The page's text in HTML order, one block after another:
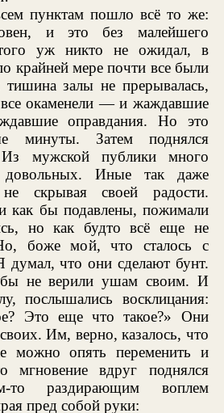
пунктам пошло всё то же:
и это без малейшего
уж никто не ожидал, в
крайней мере почти все были
залы не прерывалась,
окаменели — и жаждавшие
оправдания. Но это
минуты. Затем поднялся
мужской публики много
довольных. Иные так даже
скрывая своей радости.
как бы подавлены, пожимали
но как будто всё еще не
боже мой, что сталось с
что они сделают бунт.
бы не верили ушам своим. И
послышались восклицания:
Это еще что такое?» Они
Им, верно, казалось, что
можно опять переменить и
мгновение вдруг поднялся
раздирающим воплем
пред собой руки: